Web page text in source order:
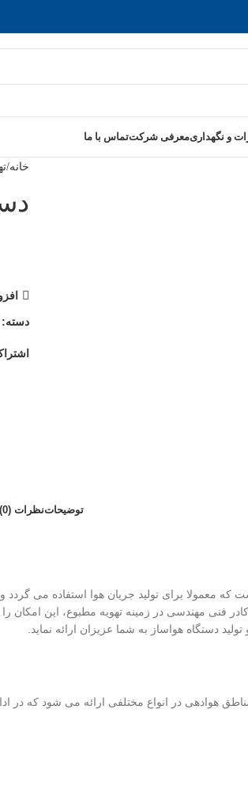
و نگهداریمعرفی شرکتتماس با ما
خانه
دسته:
توضیحاتنظرات (0)
معمولا برای تولید جریان هوا استفاده می
کادر فنی مهندسی در زمینه تهویه مطبوع، این
دستگاه هواساز به شما عزیزان ارائه نماید.
هوادهی در انواع مختلفی ارائه می شود که در